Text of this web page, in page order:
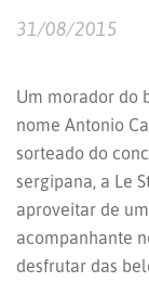
31/08/2015
Um morador do
nome Antonio
sorteado do
sergipana, a Le
aproveitar de
acompanhante
desfrutar das